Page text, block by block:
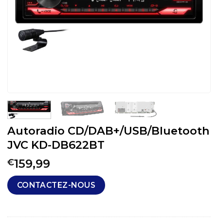
Autoradio CD/DAB+/USB/Bluetooth
JVC KD-DB622BT
€159,99
CONTACTEZ-NOUS